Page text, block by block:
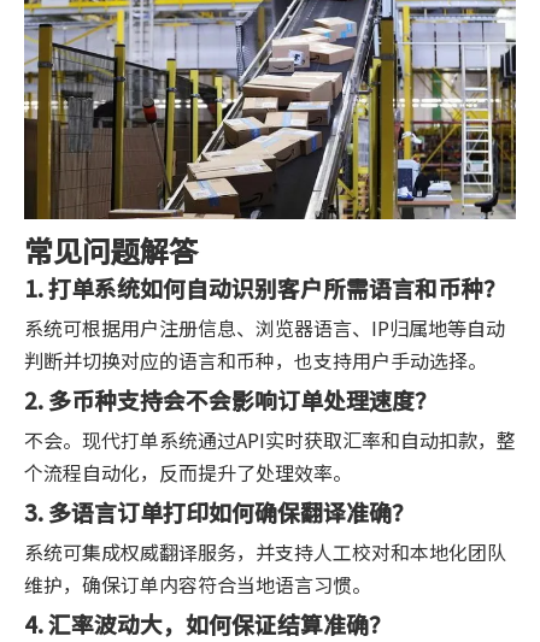
常见问题解答
1. 打单系统如何自动识别客户所需语言和币种？
系统可根据用户注册信息、浏览器语言、IP归属地等自动
判断并切换对应的语言和币种，也支持用户手动选择。
2. 多币种支持会不会影响订单处理速度？
不会。现代打单系统通过API实时获取汇率和自动扣款，整
个流程自动化，反而提升了处理效率。
3. 多语言订单打印如何确保翻译准确？
系统可集成权威翻译服务，并支持人工校对和本地化团队
维护，确保订单内容符合当地语言习惯。
4. 汇率波动大，如何保证结算准确？